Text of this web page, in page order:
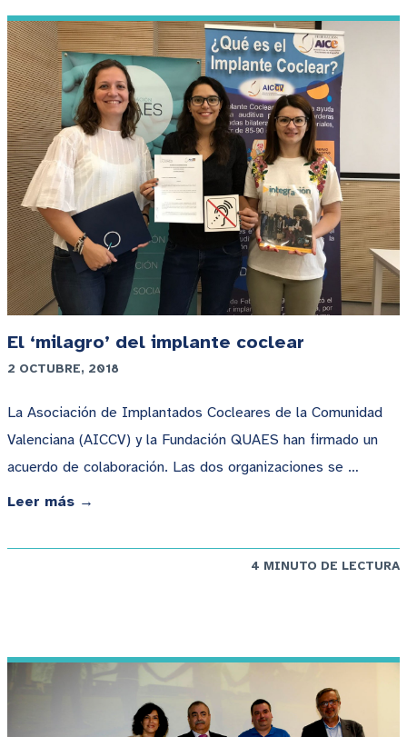
El ‘milagro’ del implante coclear
2 OCTUBRE, 2018
La Asociación de Implantados Cocleares de la Comunidad
Valenciana (AICCV) y la Fundación QUAES han firmado un
acuerdo de colaboración. Las dos organizaciones se …
Leer más →
4 MINUTO DE LECTURA